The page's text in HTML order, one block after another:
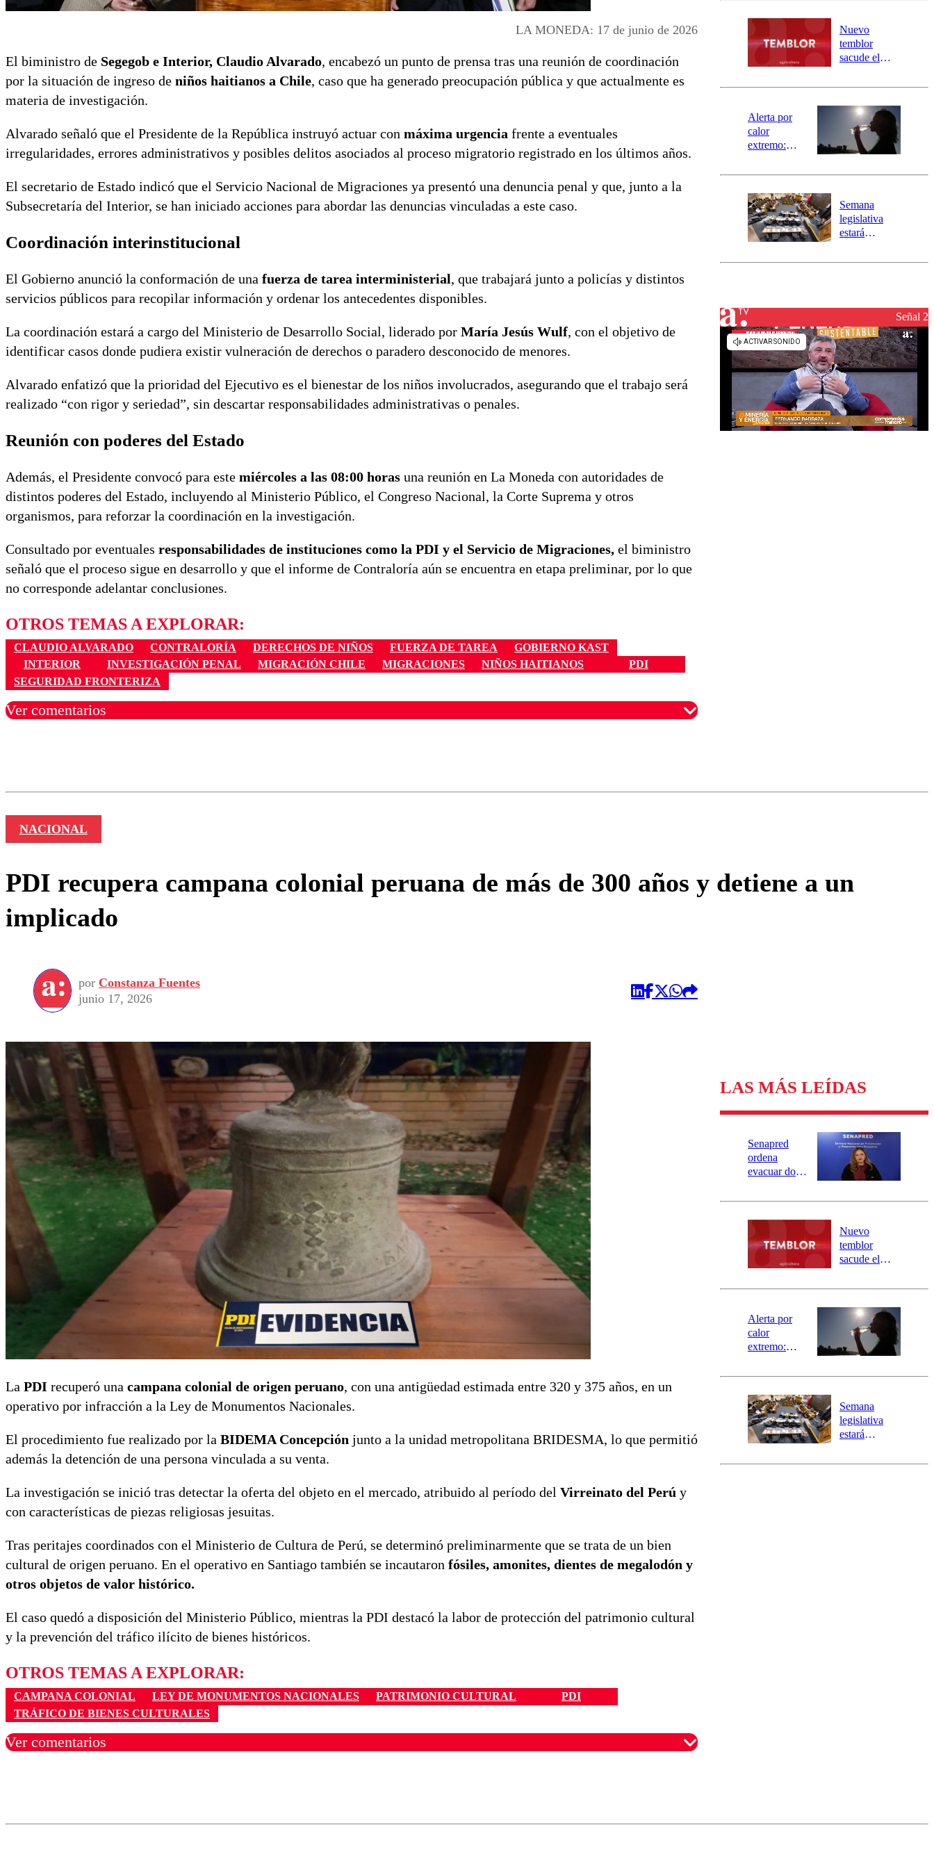
LA MONEDA: 17 de junio de 2026
El biministro de Segegob e Interior, Claudio Alvarado, encabezó un punto de prensa tras una reunión de coordinación
por la situación de ingreso de niños haitianos a Chile, caso que ha generado preocupación pública y que actualmente es
materia de investigación.
Alvarado señaló que el Presidente de la República instruyó actuar con máxima urgencia frente a eventuales
irregularidades, errores administrativos y posibles delitos asociados al proceso migratorio registrado en los últimos años.
El secretario de Estado indicó que el Servicio Nacional de Migraciones ya presentó una denuncia penal y que, junto a la
Subsecretaría del Interior, se han iniciado acciones para abordar las denuncias vinculadas a este caso.
Coordinación interinstitucional
El Gobierno anunció la conformación de una fuerza de tarea interministerial, que trabajará junto a policías y distintos
servicios públicos para recopilar información y ordenar los antecedentes disponibles.
La coordinación estará a cargo del Ministerio de Desarrollo Social, liderado por María Jesús Wulf, con el objetivo de
identificar casos donde pudiera existir vulneración de derechos o paradero desconocido de menores.
Alvarado enfatizó que la prioridad del Ejecutivo es el bienestar de los niños involucrados, asegurando que el trabajo será
realizado “con rigor y seriedad”, sin descartar responsabilidades administrativas o penales.
Reunión con poderes del Estado
Además, el Presidente convocó para este miércoles a las 08:00 horas una reunión en La Moneda con autoridades de
distintos poderes del Estado, incluyendo al Ministerio Público, el Congreso Nacional, la Corte Suprema y otros
organismos, para reforzar la coordinación en la investigación.
Consultado por eventuales responsabilidades de instituciones como la PDI y el Servicio de Migraciones, el biministro
señaló que el proceso sigue en desarrollo y que el informe de Contraloría aún se encuentra en etapa preliminar, por lo que
no corresponde adelantar conclusiones.
OTROS TEMAS A EXPLORAR:
CLAUDIO ALVARADO CONTRALORÍA DERECHOS DE NIÑOS FUERZA DE TAREA
GOBIERNO KAST
INTERIOR
INVESTIGACIÓN PENAL MIGRACIÓN CHILE MIGRACIONES NIÑOS HAITIANOS
PDI
SEGURIDAD FRONTERIZA
Ver comentarios
río Damas:
activa
mensajería
SAE
Nuevo
temblor
sacude el
revisa la
epicentro
Alerta por
calor
extremo:
activa Alerta
Preventiva en
tres comunas
Semana
legislativa
estará
el fin de la
reconstrucciónSeñal 2
NACIONAL
PDI recupera campana colonial peruana de más de 300 años y detiene a un
implicado
por Constanza Fuentes
junio 17, 2026
La PDI recuperó una campana colonial de origen peruano, con una antigüedad estimada entre 320 y 375 años, en un
operativo por infracción a la Ley de Monumentos Nacionales.
El procedimiento fue realizado por la BIDEMA Concepción junto a la unidad metropolitana BRIDESMA, lo que permitió
además la detención de una persona vinculada a su venta.
La investigación se inició tras detectar la oferta del objeto en el mercado, atribuido al período del Virreinato del Perú y
con características de piezas religiosas jesuitas.
Tras peritajes coordinados con el Ministerio de Cultura de Perú, se determinó preliminarmente que se trata de un bien
cultural de origen peruano. En el operativo en Santiago también se incautaron fósiles, amonites, dientes de megalodón y
otros objetos de valor histórico.
El caso quedó a disposición del Ministerio Público, mientras la PDI destacó la labor de protección del patrimonio cultural
y la prevención del tráfico ilícito de bienes históricos.
OTROS TEMAS A EXPLORAR:
CAMPANA COLONIAL LEY DE MONUMENTOS NACIONALES PATRIMONIO CULTURAL
PDI
TRÁFICO DE BIENES CULTURALES
Ver comentarios
LAS MÁS LEÍDAS
Senapred
ordena
evacuar dos
Carahue por
río Damas:
activa
mensajería
SAE
Nuevo
temblor
sacude el
revisa la
epicentro
Alerta por
calor
extremo:
activa Alerta
Preventiva en
tres comunas
Semana
legislativa
estará
el fin de la